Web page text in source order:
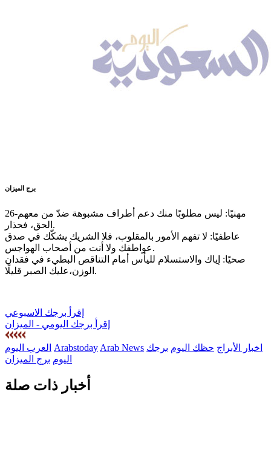
برج الميزان
26-مهنيًا: ليس مطلوبًا منك دعم أطراف مشبوهة ضدّ من معهم
الحق، فحذار.
عاطفيًا: لا تفهم الأمور بالمقلوب، فلا الشريك يشكّك في صدق
عواطفك ولا أنت من أصحاب الهواجس.
صحيًا: إياك والاستسلام لليأس أمام التناقص البطيء في فقدان
الوزن،عليك الصبر قليلًا.
إقرأ برجك الاسبوعي
إقرأ برجك اليومي - الميزان
العرب اليوم Arabstoday Arab News اخبار الأبراج حظك اليوم برجك
اليوم برج الميزان
أخبار ذات صلة